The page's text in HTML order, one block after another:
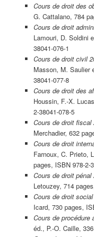
Cours de droit des
G. Cattalano, 784
Cours de droit
Lamouri, D. Soldini
38041-076-1
Cours de droit civil
Masson, M. Saulier
38041-077-8
Cours de droit des
Houssin, F.-X.
2-38041-078-5
Cours de droit fiscal
Merchadier, 632
Cours de droit
Farnoux, C. Prieto,
pages, ISBN 978-2-
Cours de droit pénal
Letouzey, 714
Cours de droit
Icard, 730 pages,
Cours de procédure
éd., P.-O. Caille,